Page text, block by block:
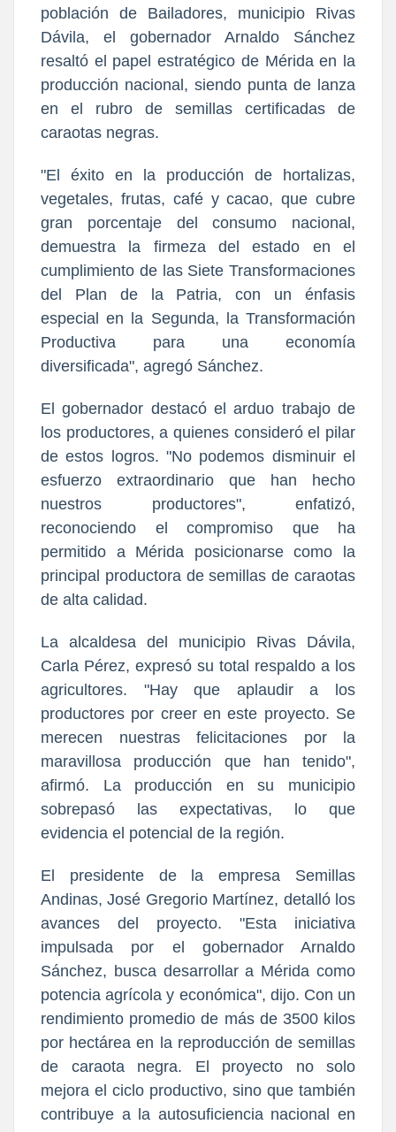
población de Bailadores, municipio Rivas
Dávila, el gobernador Arnaldo Sánchez
resaltó el papel estratégico de Mérida en la
producción nacional, siendo punta de lanza
en el rubro de semillas certificadas de
caraotas negras.
"El éxito en la producción de hortalizas,
vegetales, frutas, café y cacao, que cubre
gran porcentaje del consumo nacional,
demuestra la firmeza del estado en el
cumplimiento de las Siete Transformaciones
del Plan de la Patria, con un énfasis
especial en la Segunda, la Transformación
Productiva para una economía
diversificada", agregó Sánchez.
El gobernador destacó el arduo trabajo de
los productores, a quienes consideró el pilar
de estos logros. "No podemos disminuir el
esfuerzo extraordinario que han hecho
nuestros productores", enfatizó,
reconociendo el compromiso que ha
permitido a Mérida posicionarse como la
principal productora de semillas de caraotas
de alta calidad.
La alcaldesa del municipio Rivas Dávila,
Carla Pérez, expresó su total respaldo a los
agricultores. "Hay que aplaudir a los
productores por creer en este proyecto. Se
merecen nuestras felicitaciones por la
maravillosa producción que han tenido",
afirmó. La producción en su municipio
sobrepasó las expectativas, lo que
evidencia el potencial de la región.
El presidente de la empresa Semillas
Andinas, José Gregorio Martínez, detalló los
avances del proyecto. "Esta iniciativa
impulsada por el gobernador Arnaldo
Sánchez, busca desarrollar a Mérida como
potencia agrícola y económica", dijo. Con un
rendimiento promedio de más de 3500 kilos
por hectárea en la reproducción de semillas
de caraota negra. El proyecto no solo
mejora el ciclo productivo, sino que también
contribuye a la autosuficiencia nacional en